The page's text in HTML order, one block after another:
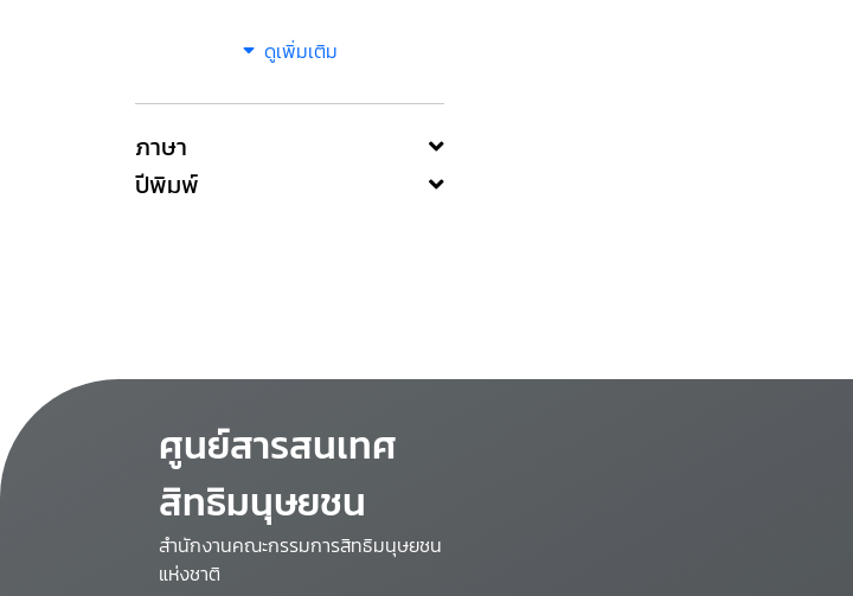
ดูเพิ่มเติม
ภาษา
ปีพิมพ์
ศูนย์สารสนเทศ
สิทธิมนุษยชน
สำนักงานคณะกรรมการสิทธิมนุษยชน
แห่งชาติ